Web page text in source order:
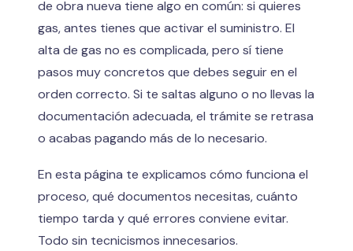
de obra nueva tiene algo en común: si quieres
gas, antes tienes que activar el suministro. El
alta de gas no es complicada, pero sí tiene
pasos muy concretos que debes seguir en el
orden correcto. Si te saltas alguno o no llevas la
documentación adecuada, el trámite se retrasa
o acabas pagando más de lo necesario.
En esta página te explicamos cómo funciona el
proceso, qué documentos necesitas, cuánto
tiempo tarda y qué errores conviene evitar.
Todo sin tecnicismos innecesarios.